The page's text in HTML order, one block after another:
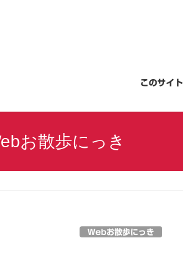
このサイト
お散歩にっき
Webお散歩にっき